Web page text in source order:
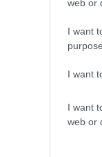
web or
I want
I want
I want
web or